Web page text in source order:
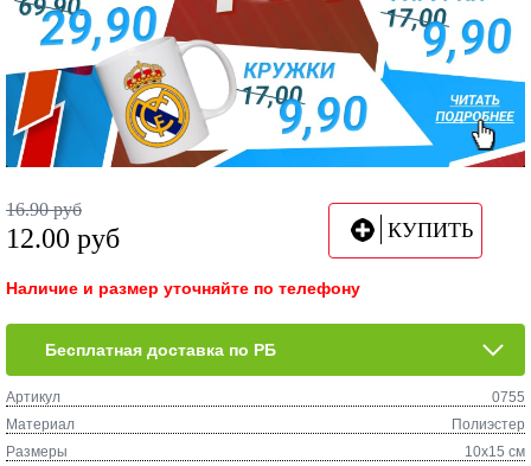
16.90 руб
12.00 руб КУПИТЬ
Наличие и размер уточняйте по телефону
Бесплатная доставка по РБ
Артикул
0755
Материал
Полиэстер
Размеры
10х15 см